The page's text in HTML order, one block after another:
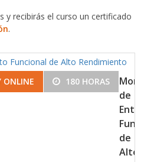
y recibirás el curso un certificado
.
ONLINE 180 HORAS
de
de
Alto